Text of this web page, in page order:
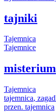
tajniki
Tajemnica
Tajemnice
misterium
Tajemnica
tajemnica,
przen. tajemnica